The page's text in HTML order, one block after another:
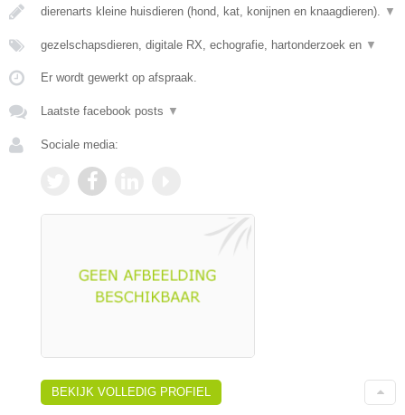
dierenarts kleine huisdieren (hond, kat, konijnen en knaagdieren). ▼
gezelschapsdieren, digitale RX, echografie, hartonderzoek en ▼
Er wordt gewerkt op afspraak.
Laatste facebook posts ▼
Sociale media:
BEKIJK VOLLEDIG PROFIEL